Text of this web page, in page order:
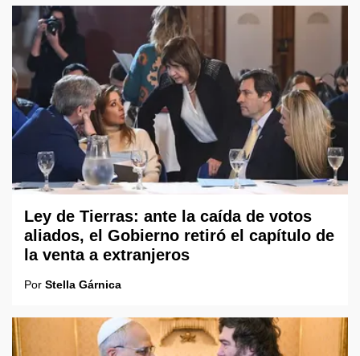
Ley de Tierras: ante la caída de votos
aliados, el Gobierno retiró el capítulo de
la venta a extranjeros
Por Stella Gárnica